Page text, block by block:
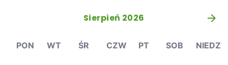
Sierpień 2026 »
PON WT ŚR CZW PT SOB NIEDZ